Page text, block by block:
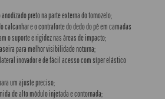
preto na parte externa do tornozelo;
calcanhar e o contraforte do dedo do pé em camadas
o suporte e rigidez nas áreas de impacto;
para melhor visibilidade noturna;
inovador e de fácil acesso com síper elástico
um ajuste preciso;
de alto módulo injetada e contornada;